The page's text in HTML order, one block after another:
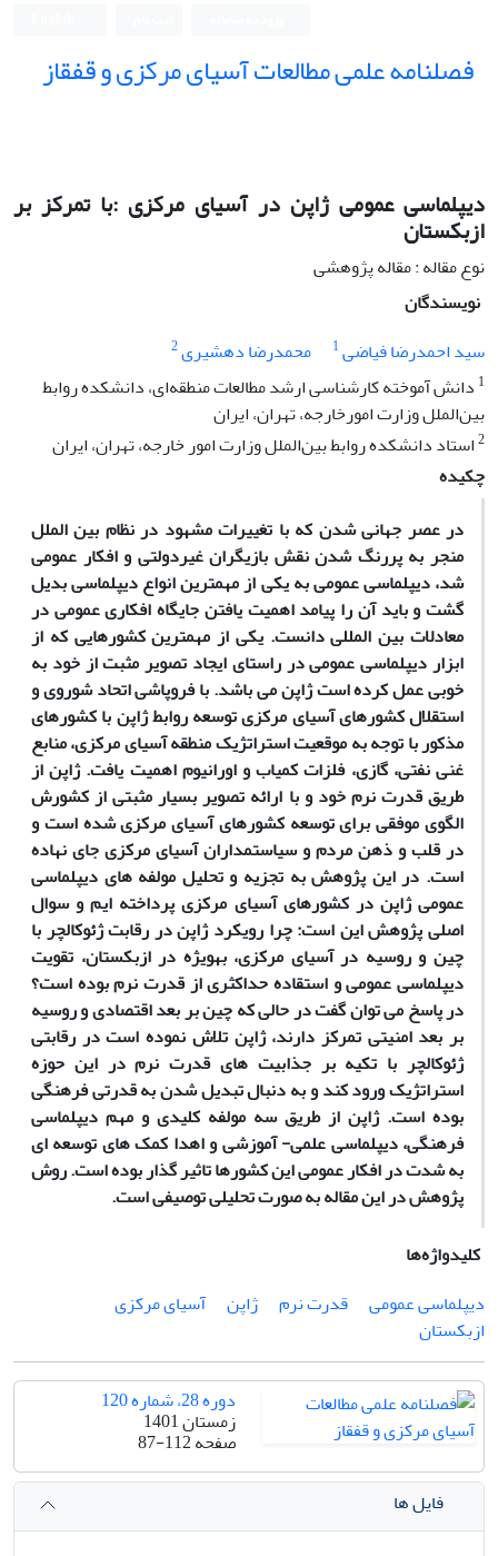
فصلنامه علمی مطالعات آسیای مرکزی و قفقاز
دیپلماسی عمومی ژاپن در آسیای مرکزی :با تمرکز بر
ازبکستان
نوع مقاله : مقاله پژوهشی
نویسندگان
سید احمدرضا فیاضی1 محمدرضا دهشیری2
1 دانش آموخته کارشناسی ارشد مطالعات منطقه‌ای، دانشکده روابط
بین‌الملل وزارت امورخارجه، تهران، ایران
2استاد دانشکده روابط بین‌الملل وزارت امور خارجه، تهران، ایران
چکیده
در عصر جهانی شدن که با تغییرات مشهود در نظام بین الملل
منجر به پررنگ شدن نقش بازیگران غیردولتی و افکار عمومی
شد، دیپلماسی عمومی به یکی از مهمترین انواع دیپلماسی بدیل
گشت و باید آن را پیامد اهمیت یافتن جایگاه افکاری عمومی در
معادلات بین المللی دانست. یکی از مهمترین کشورهایی که از
ابزار دیپلماسی عمومی در راستای ایجاد تصویر مثبت از خود به
خوبی عمل کرده است ژاپن می باشد. با فروپاشی اتحاد شوروی و
استقلال کشورهای آسیای مرکزی توسعه روابط ژاپن با کشورهای
مذکور با توجه به موقعیت استراتژیک منطقه آسیای مرکزی، منابع
غنی نفتی، گازی، فلزات کمیاب و اورانیوم اهمیت یافت. ژاپن از
طریق قدرت نرم خود و با ارائه تصویر بسیار مثبتی از کشورش
الگوی موفقی برای توسعه کشورهای آسیای مرکزی شده است و
در قلب و ذهن مردم و سیاستمداران آسیای مرکزی جای نهاده
است. در این پژوهش به تجزیه و تحلیل مولفه های دیپلماسی
عمومی ژاپن در کشورهای آسیای مرکزی پرداخته ایم و سوال
اصلی پژوهش این است:چرا رویکرد ژاپن در رقابت ژئوکالچر با
چین و روسیه در آسیای مرکزی، به­ویژه در ازبکستان، تقویت
دیپلماسی عمومی و استقاده حداکثری از قدرت نرم بوده است؟
در پاسخ می توان گفت در حالی که چین بر بعد اقتصادی و روسیه
بر بعد امنیتی تمرکز دارند، ژاپن تلاش نموده است در رقابتی
ژئوکالچر با تکیه بر جذابیت های قدرت نرم در این حوزه
استراتژیک ورود کند و به دنبال تبدیل شدن به قدرتی فرهنگی
بوده است. ژاپن از طریق سه مولفه کلیدی و مهم دیپلماسی
فرهنگی، دیپلماسی علمی- آموزشی و اهدا کمک های توسعه ای
به شدت در افکار عمومی این کشورها تاثیر گذار بوده است. روش
پژوهش در این مقاله به صورت تحلیلی توصیفی است.
کلیدواژه‌ها
دیپلماسی عمومی
قدرت نرم ژاپن
آسیای مرکزی
ازبکستان
دوره 28، شماره 120
زمستان 1401
صفحه87-112
فایل ها